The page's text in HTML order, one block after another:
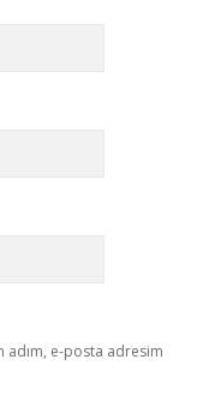
adım, e-posta adresim